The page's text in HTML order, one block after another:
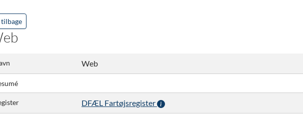
tilbage
Web
DFÆL Fartøjsregister